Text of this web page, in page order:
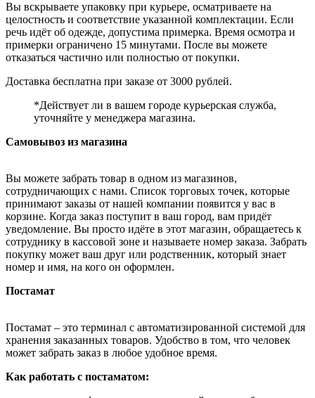
Вы вскрываете упаковку при курьере, осматриваете на
целостность и соответствие указанной комплектации. Если
речь идёт об одежде, допустима примерка. Время осмотра и
примерки ограничено 15 минутами. После вы можете
отказаться частично или полностью от покупки.
Доставка бесплатна при заказе от 3000 рублей.
*Действует ли в вашем городе курьерская служба,
уточняйте у менеджера магазина.
Самовывоз из магазина
Вы можете забрать товар в одном из магазинов,
сотрудничающих с нами. Список торговых точек, которые
принимают заказы от нашей компании появится у вас в
корзине. Когда заказ поступит в ваш город, вам придёт
уведомление. Вы просто идёте в этот магазин, обращаетесь к
сотруднику в кассовой зоне и называете номер заказа. Забрать
покупку может ваш друг или родственник, который знает
номер и имя, на кого он оформлен.
Постамат
Постамат – это терминал с автоматизированной системой для
хранения заказанных товаров. Удобство в том, что человек
может забрать заказ в любое удобное время.
Как работать с постаматом: